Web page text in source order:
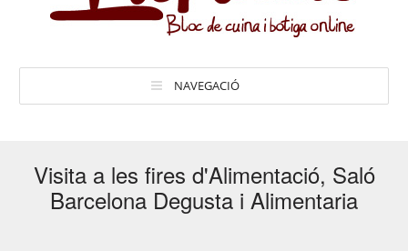
NAVEGACIÓ
Visita a les fires d'Alimentació, Saló
Barcelona Degusta i Alimentaria